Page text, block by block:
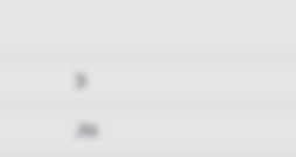
Ja